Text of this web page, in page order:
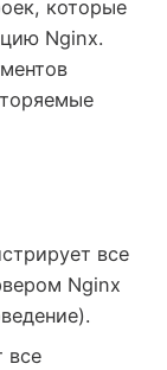
которые
Nginx.
все
Nginx
все